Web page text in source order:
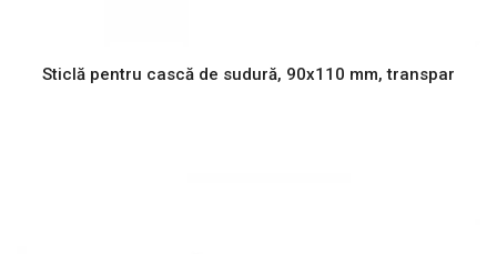
Sticlă pentru cască de sudură, 90x110 mm, transpar